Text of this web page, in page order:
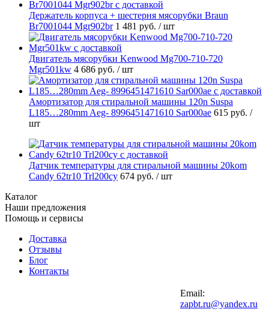
Держатель корпуса + шестерня мясорубки Braun
Br7001044 Mgr902br 1 481 руб. / шт
Двигатель мясорубки Kenwood Mg700-710-720
Mgr501kw 4 686 руб. / шт
Амортизатор для стиральной машины 120n Suspa
L185…280mm Aeg- 8996451471610 Sar000ae 615 руб. /
шт
Датчик температуры для стиральной машины 20kom
Candy 62tr10 Trl200cy 674 руб. / шт
Каталог
Наши предложения
Помощь и сервисы
Доставка
Отзывы
Блог
Контакты
Email:
zapbt.ru@yandex.ru